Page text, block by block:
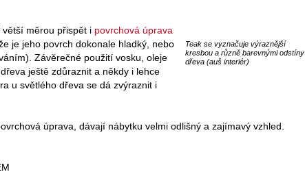
Teak se vyznačuje výraznější
kresbou a různě barevnými odstíny
dřeva (auš interiér)
měrou přispět i povrchová úprava
je jeho povrch dokonale hladký, nebo
Závěrečné použití vosku, oleje
ještě zdůraznit a někdy i lehce
u světlého dřeva se dá zvýraznit i
úprava, dávají nábytku velmi odlišný a zajímavý vzhled.